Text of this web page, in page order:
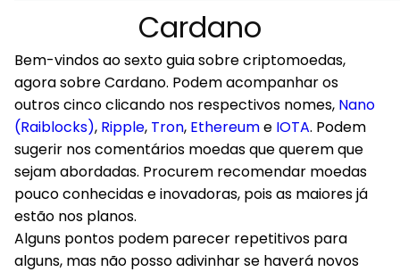
Cardano
Bem-vindos ao sexto guia sobre criptomoedas,
agora sobre Cardano. Podem acompanhar os
outros cinco clicando nos respectivos nomes, Nano
(Raiblocks), Ripple, Tron, Ethereume IOTA. Podem
sugerir nos comentários moedas que querem que
sejam abordadas. Procurem recomendar moedas
pouco conhecidas e inovadoras, pois as maiores já
estão nos planos.
Alguns pontos podem parecer repetitivos para
alguns, mas não posso adivinhar se haverá novos